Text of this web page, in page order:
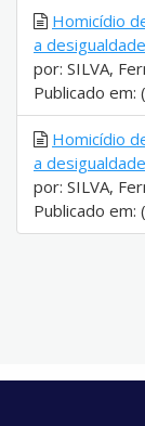
Homicídio
a
por: SILVA,
Publicado em:
Homicídio
a
por: SILVA,
Publicado em: